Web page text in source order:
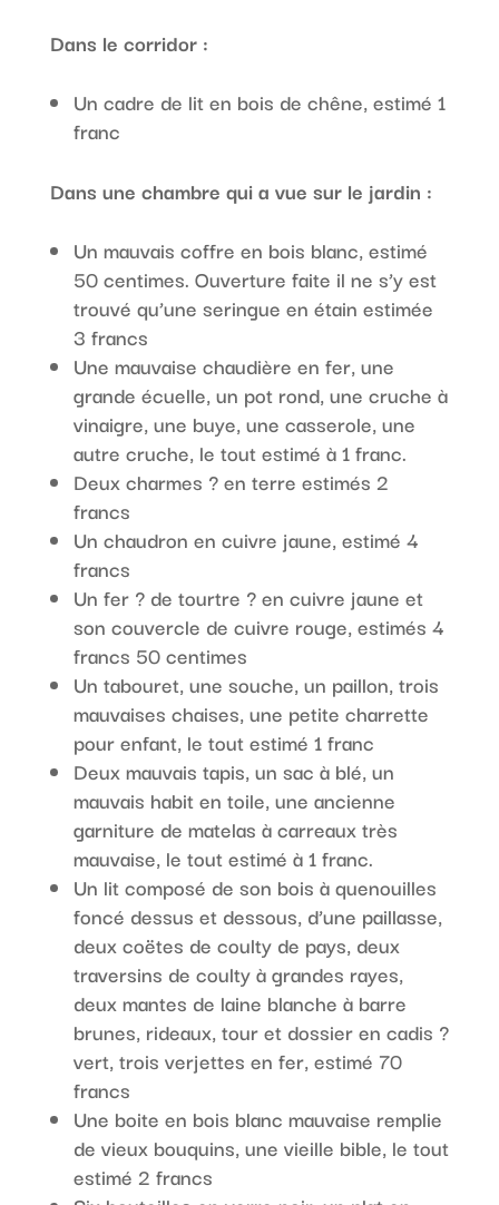
Dans le corridor :
Un cadre de lit en bois de chêne, estimé 1
franc
Dans une chambre qui a vue sur le jardin :
Un mauvais coffre en bois blanc, estimé
50 centimes. Ouverture faite il ne s’y est
trouvé qu’une seringue en étain estimée
3 francs
Une mauvaise chaudière en fer, une
grande écuelle, un pot rond, une cruche à
vinaigre, une buye, une casserole, une
autre cruche, le tout estimé à 1 franc.
Deux charmes ? en terre estimés 2
francs
Un chaudron en cuivre jaune, estimé 4
francs
Un fer ? de tourtre ? en cuivre jaune et
son couvercle de cuivre rouge, estimés 4
francs 50 centimes
Un tabouret, une souche, un paillon, trois
mauvaises chaises, une petite charrette
pour enfant, le tout estimé 1 franc
Deux mauvais tapis, un sac à blé, un
mauvais habit en toile, une ancienne
garniture de matelas à carreaux très
mauvaise, le tout estimé à 1 franc.
Un lit composé de son bois à quenouilles
foncé dessus et dessous, d’une paillasse,
deux coëtes de coulty de pays, deux
traversins de coulty à grandes rayes,
deux mantes de laine blanche à barre
brunes, rideaux, tour et dossier en cadis ?
vert, trois verjettes en fer, estimé 70
francs
Une boite en bois blanc mauvaise remplie
de vieux bouquins, une vieille bible, le tout
estimé 2 francs